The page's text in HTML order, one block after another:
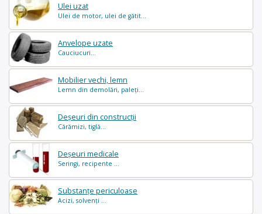
Ulei uzat
Ulei de motor, ulei de gătit...
Anvelope uzate
Cauciucuri...
Mobilier vechi, lemn
Lemn din demolări, paleți...
Deșeuri din construcții
Cărămizi, tiglă...
Deșeuri medicale
Seringi, recipente ...
Substanțe periculoase
Acizi, solvenți ...